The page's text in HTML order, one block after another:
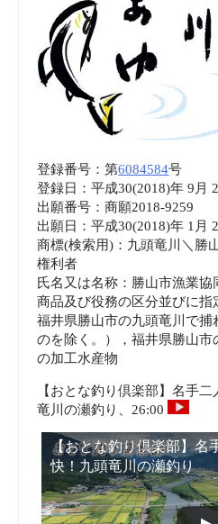
水
省
熊
本
の
牛
や
福
井
カ
ニ
|
登録番号：第6084584号
登録日：平成30(2018)年 9月
出願番号：商願2018-9259
出願日：平成30(2018)年 1月
商標(検索用)：九頭竜川＼勝
権利者
氏名又は名称：勝山市漁業協
商品及び役務の区分並びに指
福井県勝山市の九頭竜川で捕
のを除く。），福井県勝山
の加工水産物
【おとな釣り倶楽部】名手
竜川の瀬釣り、26:00
【おとな釣り倶楽部】名
快！九頭竜川の瀬釣り